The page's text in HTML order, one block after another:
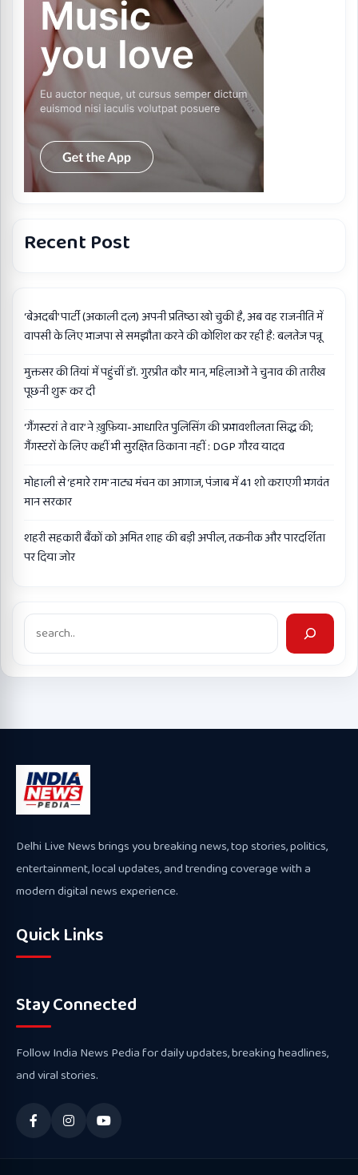
Recent Post
‘बेअदबी’ पार्टी (अकाली दल) अपनी प्रतिष्ठा खो चुकी है, अब वह राजनीति में
वापसी के लिए भाजपा से समझौता करने की कोशिश कर रही है: बलतेज पन्नू
मुक्तसर की तियां में पहुंचीं डॉ. गुरप्रीत कौर मान, महिलाओं ने चुनाव की तारीख
पूछनी शुरू कर दी
‘गैंगस्टरां ते वार’ ने ख़ुफ़िया-आधारित पुलिसिंग की प्रभावशीलता सिद्ध की;
गैंगस्टरों के लिए कहीं भी सुरक्षित ठिकाना नहीं : DGP गौरव यादव
मोहाली से ‘हमारे राम’ नाट्य मंचन का आगाज, पंजाब में 41 शो कराएगी भगवंत
मान सरकार
शहरी सहकारी बैंकों को अमित शाह की बड़ी अपील, तकनीक और पारदर्शिता
पर दिया जोर
Search
Delhi Live News brings you breaking news, top stories, politics,
entertainment, local updates, and trending coverage with a
modern digital news experience.
Quick Links
Stay Connected
Follow India News Pedia for daily updates, breaking headlines,
and viral stories.